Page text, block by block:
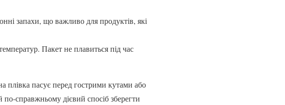
запахи, що важливо для продуктів, які
Пакет не плавиться під час
пасує перед гострими кутами або
по-справжньому дієвий спосіб зберегти